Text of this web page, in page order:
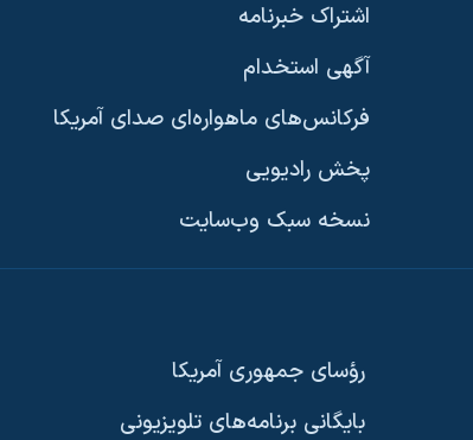
اشتراک خبرنامه
آگهی استخدام
فرکانس‌های ماهواره‌ای صدای آمریکا
پخش رادیویی
نسخه سبک وب‌سایت
رؤسای جمهوری آمریکا
بایگانی برنامه‌های تلویزیونی